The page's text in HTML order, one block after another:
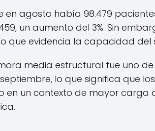
en agosto había 98.479
un aumento del 3%. Sin
que evidencia la capacidad del
media estructural fue uno
lo que significa que
en un contexto de mayor carga